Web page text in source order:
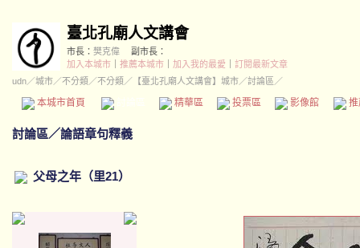
臺北孔廟人文講會
市長： 樊克偉
副市長：
加入本城市
推薦本城市 加入我的最愛
訂閱最新文章
udn／城市／不分類 ／不分類 ／ 【臺北孔廟人文講會】城市／討論區／
本城市首頁 精華區 投票區 影像館
討論區／論語章句釋義
父母之年（里21）